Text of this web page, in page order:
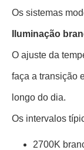
Os sistemas
Iluminação
O ajuste da
faça a transição
longo do dia.
Os intervalos
2700K